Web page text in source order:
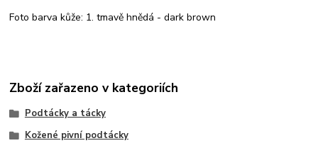
Foto barva kůže: 1. tmavě hnědá - dark brown
Zboží zařazeno v kategoriích
Podtácky a tácky
Kožené pivní podtácky